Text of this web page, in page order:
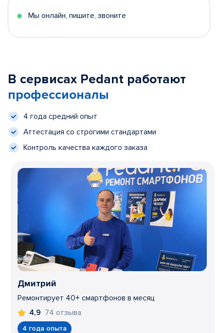
Мы онлайн, пишите, звоните
В сервисах Pedant работают
профессионалы
4 года средний опыт
Аттестация со строгими стандартами
Контроль качества каждого заказа
Дмитрий
Ремонтирует 40+ смартфонов в месяц
4,9 74 отзыва
4 года опыта